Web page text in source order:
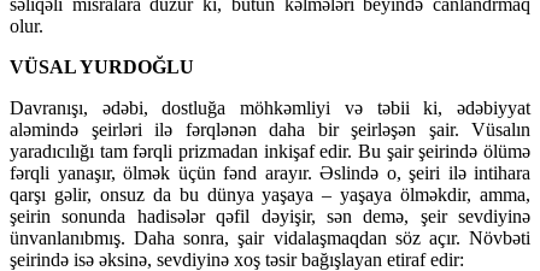
olur.
VÜSAL YURDOĞLU
Davranışı, ədəbi, dostluğa möhkəmliyi və təbii ki, ədəbiyyat
aləmində şeirləri ilə fərqlənən daha bir şeirləşən şair. Vüsalın
yaradıcılığı tam fərqli prizmadan inkişaf edir. Bu şair şeirində ölümə
fərqli yanaşır, ölmək üçün fənd arayır. Əslində o, şeiri ilə intihara
qarşı gəlir, onsuz da bu dünya yaşaya – yaşaya ölməkdir, amma,
şeirin sonunda hadisələr qəfil dəyişir, sən demə, şeir sevdiyinə
ünvanlanıbmış. Daha sonra, şair vidalaşmaqdan söz açır. Növbəti
şeirində isə əksinə, sevdiyinə xoş təsir bağışlayan etiraf edir: